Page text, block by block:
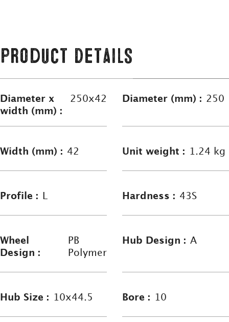
Product Details
Diameter x
width (mm) :
250x42 Diameter (mm) : 250
Width (mm) : 42 Unit weight : 1.24 kg
Profile : Hardness : 43S
Wheel
Design :
PB
Polymer
Hub Design : A
Hub Size : 10x44.5 Bore : 10